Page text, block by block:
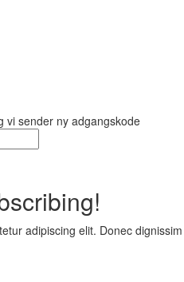
vi sender ny adgangskode
adipiscing elit. Donec